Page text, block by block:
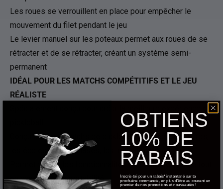
Les roues se verrouillent en place pour empêcher le
mouvement du filet pendant le jeu
Le levier manuel sur les poteaux permet aux roues de se
rétracter et de se rétracter, créant un système semi-
permanent
IDÉAL POUR LES MATCHS COMPÉTITIFS ET LE JEU
RÉALISTE
Spécialement conçu pour créer la meilleure expérience de
Conçu pour les matchs de pickleball plus réglementaires,
les écoles, les gymnases, les installations, etc.
Permet toutes les fonctionnalités du système creusé tout
en conservant la portabilité
OBTIENS
10% DE
RABAIS
Inscris-toi pour un rabais* instantané sur ta
prochaine commande, en plus d'être au courant en
premier de nos promotions et nouveautés !